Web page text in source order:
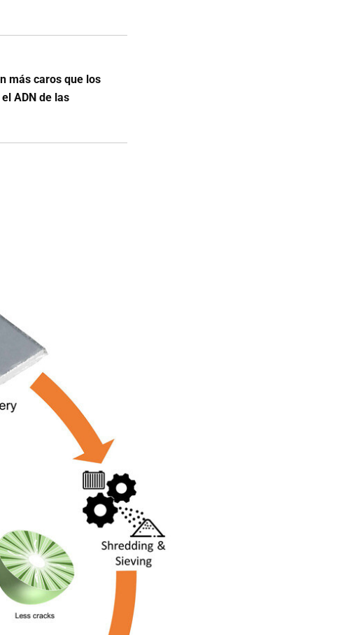
más caros que los
ADN de las